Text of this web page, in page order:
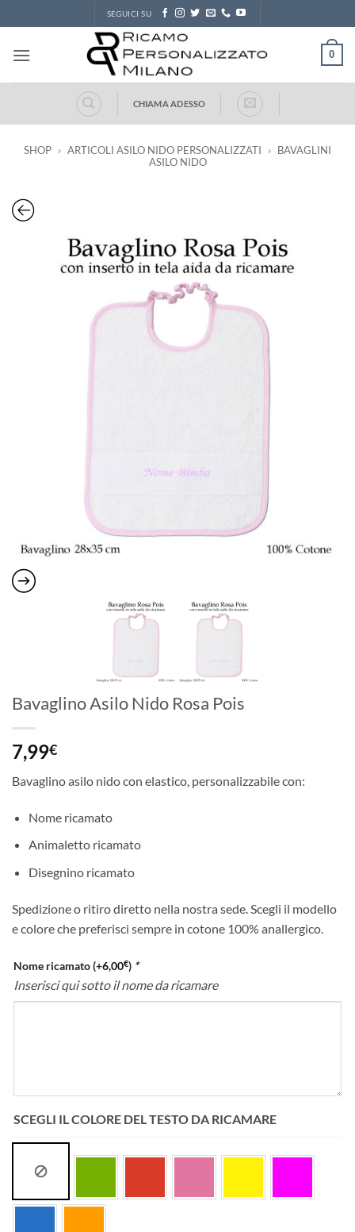
ai
contenuti
SEGUICI SU
0
CHIAMA ADESSO
SHOP » ARTICOLI ASILO NIDO PERSONALIZZATI » BAVAGLINI
ASILO NIDO
Bavaglino Asilo Nido Rosa Pois
7,99€
Bavaglino asilo nido con elastico, personalizzabile con:
Nome ricamato
Animaletto ricamato
Disegnino ricamato
Spedizione o ritiro diretto nella nostra sede. Scegli il modello
e colore che preferisci sempre in cotone 100% anallergico.
Nome ricamato(+6,00€) *
Inserisci qui sotto il nome da ricamare
SCEGLI IL COLORE DEL TESTO DA RICAMARE